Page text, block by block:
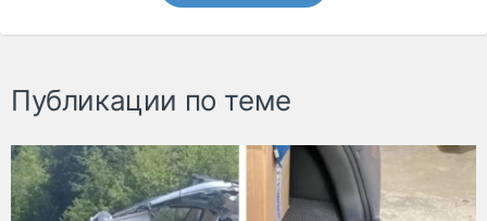
Публикации по теме